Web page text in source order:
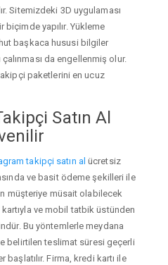
Sitemizdeki 3D uygulaması
biçimde yapılır. Yükleme
başkaca hususi bilgiler
da engellenmiş olur.
paketlerini en ucuz
Satın Al
takipçi satın al ücretsiz
ve basit ödeme şekilleri ile
müşteriye müsait olabilecek
kartıyla ve mobil tatbik üstünden
Bu yöntemlerle meydana
belirtilen teslimat süresi geçerli
başlatılır. Firma, kredi kartı ile